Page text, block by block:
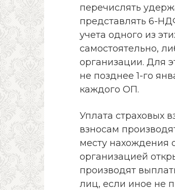
перечислять
представлять 6-
учета одного из
самостоятельно,
организации. Для
не позднее 1-го
каждого ОП.
Уплата страховых
взносам
месту нахождения
организацией
производят
лиц, если иное не